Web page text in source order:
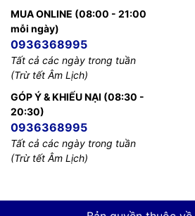
MUA ONLINE (08:00 - 21:00
mỗi ngày)
0936368995
Tất cả các ngày trong tuần
(Trừ tết Âm Lịch)
GÓP Ý & KHIẾU NẠI (08:30 -
20:30)
0936368995
Tất cả các ngày trong tuần
(Trừ tết Âm Lịch)